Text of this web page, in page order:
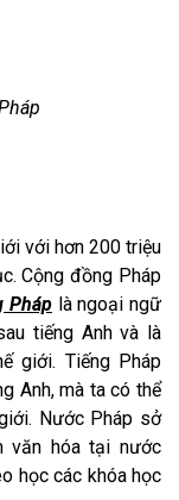
vớihơn 200 triệu
Cộng đồng Pháp
Pháp là ngoại ngữ
tiếng Anh và là
giới. Tiếng Pháp
Anh, mà ta có thể
Nước Pháp sở
văn hóa tại nước
học các khóa học